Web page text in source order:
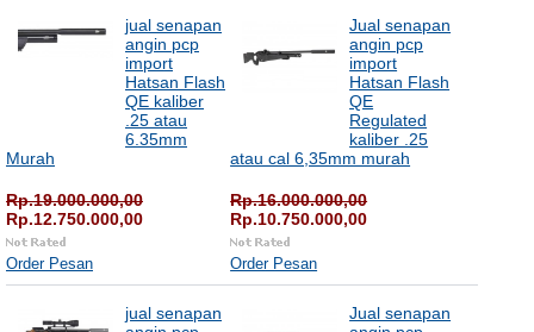
jual senapan
angin pcp
import
Hatsan Flash
QE kaliber
.25 atau
6.35mm
Murah
Rp.19.000.000,00
Rp.12.750.000,00
Order Pesan
Jual senapan
angin pcp
import
Hatsan Flash
QE
Regulated
kaliber .25
atau cal 6,35mm murah
Rp.16.000.000,00
Rp.10.750.000,00
Order Pesan
jual senapan
Jual senapan